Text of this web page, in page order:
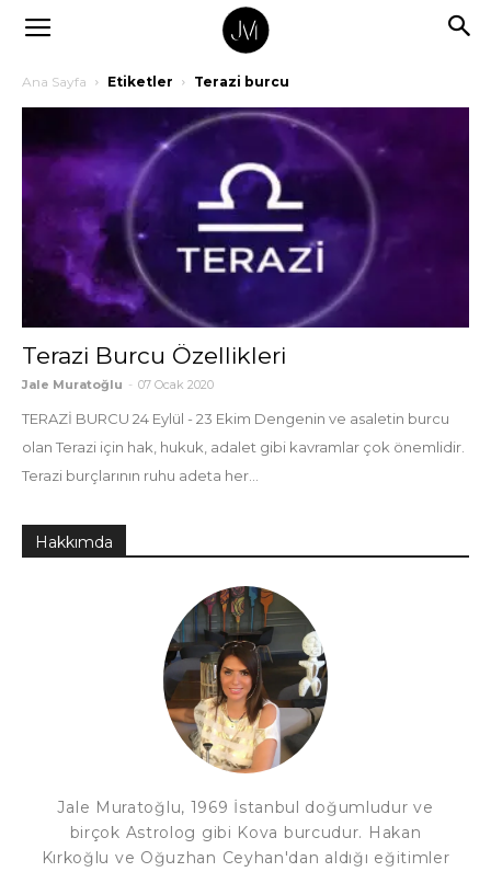
Ana Sayfa Etiketler Terazi burcu
Terazi Burcu Özellikleri
Jale Muratoğlu - 07 Ocak 2020
TERAZİ BURCU 24 Eylül - 23 Ekim Dengenin ve asaletin burcu
olan Terazi için hak, hukuk, adalet gibi kavramlar çok önemlidir.
Terazi burçlarının ruhu adeta her...
Hakkımda
Jale Muratoğlu, 1969 İstanbul doğumludur ve
birçok Astrolog gibi Kova burcudur. Hakan
Kırkoğlu ve Oğuzhan Ceyhan'dan aldığı eğitimler